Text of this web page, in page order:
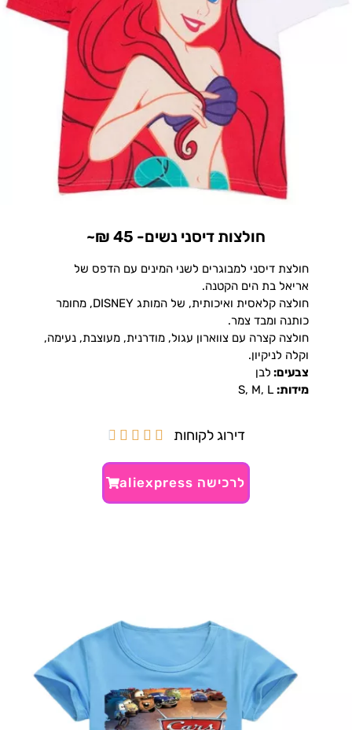
חולצות דיסני נשים- 45 ₪~
חולצת דיסני למבוגרים לשני המינים עם הדפס של
אריאל בת הים הקטנה.
חולצה קלאסית ואיכותית, של המותג DISNEY, מחומר
כותנה ומבד צמר.
חולצה קצרה עם צווארון עגול, מודרנית, מעוצבת, נעימה,
וקלה לניקיון.
צבעים: לבן
מידות:S, M, L
דירוג לקוחות 




לרכישה aliexpress